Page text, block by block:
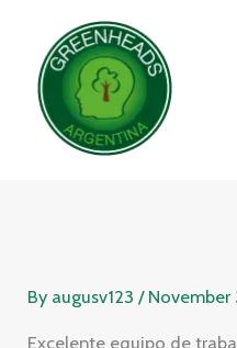
content
By augusv123/ November
Excelente equipo de